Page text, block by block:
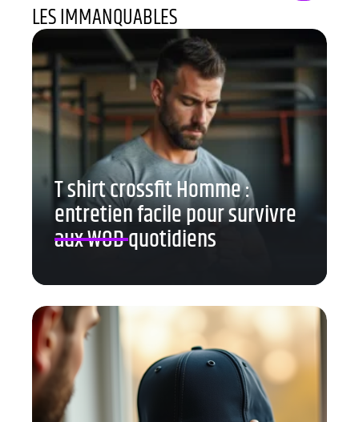
LES IMMANQUABLES
T shirt crossfit Homme :
entretien facile pour survivre
aux WOD quotidiens